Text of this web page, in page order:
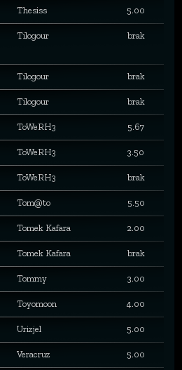
Thesiss 5.00
Tilogour brak
Tilogour brak
Tilogour brak
ToWeRH3 5.67
ToWeRH3 3.50
ToWeRH3 brak
Tom@to 5.50
Tomek Kafara 2.00
Tomek Kafara brak
Tommy 3.00
Toyomoon 4.00
Urizjel 5.00
Veracruz 5.00